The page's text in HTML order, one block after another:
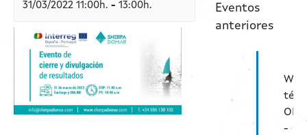
Espacios
Actualidad
Contacto
31/03/2022 11:00h. - 13:00h.
Eventos
anteriores
-